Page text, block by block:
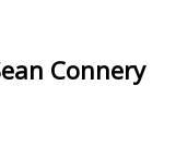
Connery